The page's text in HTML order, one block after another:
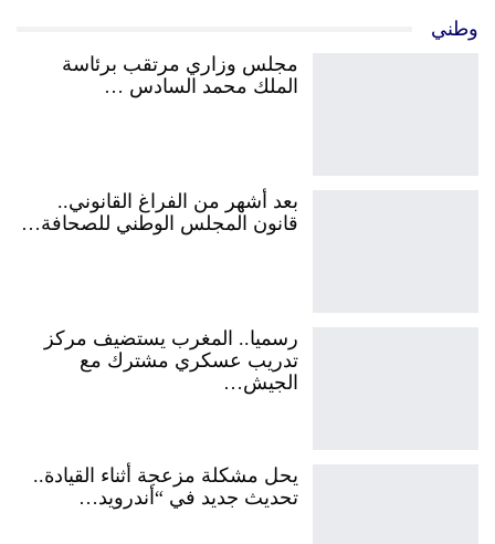
وطني
مجلس وزاري مرتقب برئاسة
الملك محمد السادس …
بعد أشهر من الفراغ القانوني..
قانون المجلس الوطني للصحافة…
رسميا.. المغرب يستضيف مركز
تدريب عسكري مشترك مع
الجيش…
يحل مشكلة مزعجة أثناء القيادة..
تحديث جديد في “أندرويد…